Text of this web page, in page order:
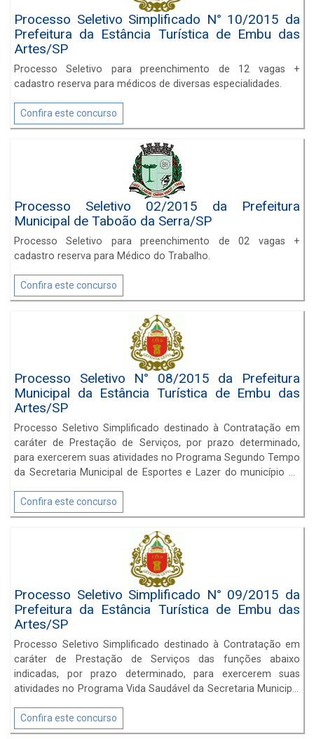
Processo Seletivo Simplificado N° 10/2015 da
Prefeitura da Estância Turística de Embu das
Artes/SP
Processo Seletivo para preenchimento de 12 vagas +
cadastro reserva para médicos de diversas especialidades.
Confira este concurso
Processo Seletivo 02/2015 da Prefeitura
Municipal de Taboão da Serra/SP
Processo Seletivo para preenchimento de 02 vagas +
cadastro reserva para Médico do Trabalho.
Confira este concurso
Processo Seletivo N° 08/2015 da Prefeitura
Municipal da Estância Turística de Embu das
Artes/SP
Processo Seletivo Simplificado destinado à Contratação em
caráter de Prestação de Serviços, por prazo determinado,
para exercerem suas atividades no Programa Segundo Tempo
da Secretaria Municipal de Esportes e Lazer do município de
Confira este concurso
Processo Seletivo Simplificado N° 09/2015 da
Prefeitura da Estância Turística de Embu das
Artes/SP
Processo Seletivo Simplificado destinado à Contratação em
caráter de Prestação de Serviços das funções abaixo
indicadas, por prazo determinado, para exercerem suas
atividades no Programa Vida Saudável da Secretaria Municipal
Confira este concurso